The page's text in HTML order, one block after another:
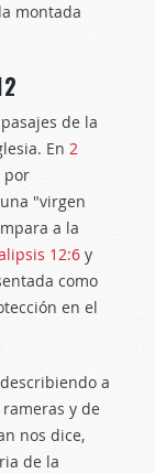
montada
de la
En 2
por
"virgen
a la
12:6 y
como
en el
a
y de
nos dice,
de la